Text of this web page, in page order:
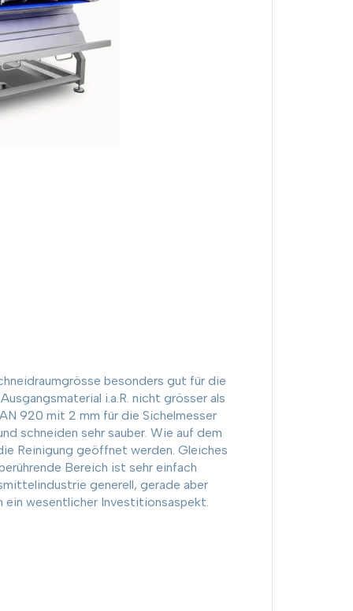
besonders gut für die
i.a.R. nicht grösser als
920 mit 2 mm für die Sichelmesser
schneiden sehr sauber. Wie auf dem
Reinigung geöffnet werden. Gleiches
Bereich ist sehr einfach
generell, gerade aber
wesentlicher Investitionsaspekt.